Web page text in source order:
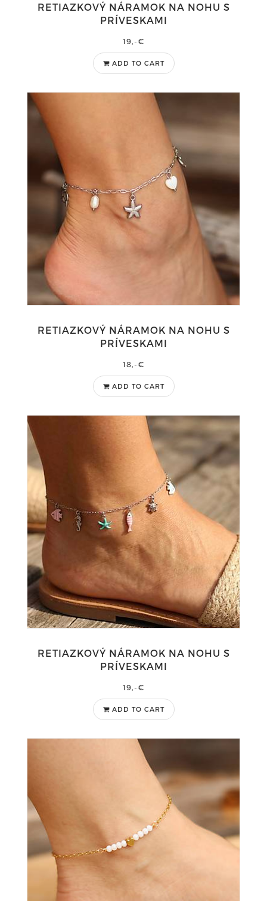
RETIAZKOVÝ NÁRAMOK NA NOHU S
PRÍVESKAMI
19,-€
ADD TO CART
RETIAZKOVÝ NÁRAMOK NA NOHU S
PRÍVESKAMI
18,-€
ADD TO CART
RETIAZKOVÝ NÁRAMOK NA NOHU S
PRÍVESKAMI
19,-€
ADD TO CART